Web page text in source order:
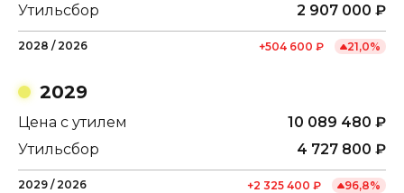
Утильсбор
2 907 000 ₽
2028 / 2026 +504 600 ₽ 21,0%
2029
Цена с утилем 10 089 480 ₽
Утильсбор
4 727 800 ₽
2029 / 2026 +2 325 400 ₽ 96,8%